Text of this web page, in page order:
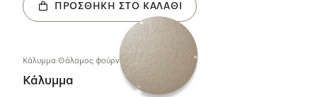
ΠΡΟΣΘΉΚΗ ΣΤΟ ΚΑΛΆΘΙ
Κάλυμμα Θάλαμος φούρνου
Κάλυμμα